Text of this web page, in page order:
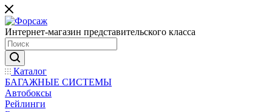
Интернет-магазин представительского класса
Каталог
БАГАЖНЫЕ СИСТЕМЫ
Автобоксы
Рейлинги